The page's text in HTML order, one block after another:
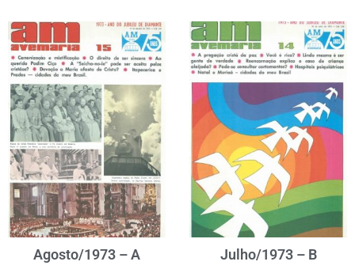
Agosto/1973 – A Julho/1973 – B